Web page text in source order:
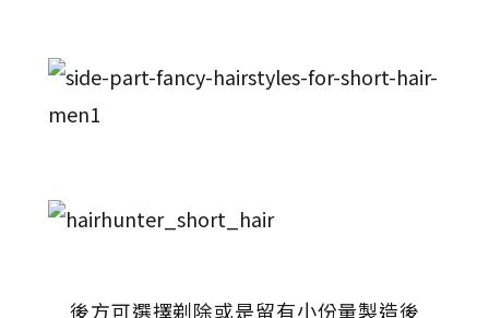
後方可選擇剃除或是留有小份量製造後